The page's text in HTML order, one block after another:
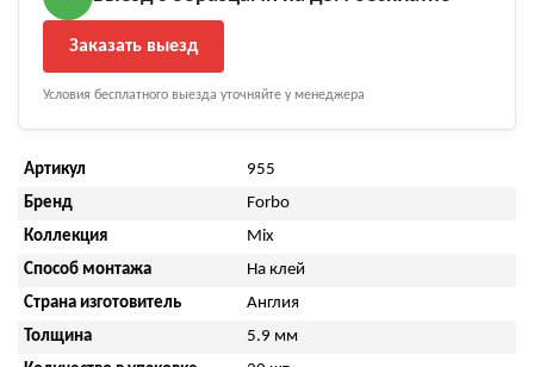
Заказать выезд
Условия бесплатного выезда уточняйте у менеджера
Артикул
955
Бренд
Forbo
Коллекция
Mix
Способ монтажа
На клей
Страна изготовитель
Англия
Толщина
5.9 мм